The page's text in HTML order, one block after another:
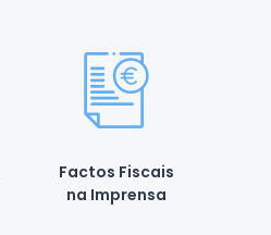
Factos Fiscais
na Imprensa